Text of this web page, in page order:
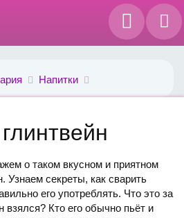
Напитки
о таком вкусном и приятном
Узнаем секреты, как сварить
его употреблять. Что это за
взялся? Кто его обычно пьёт и